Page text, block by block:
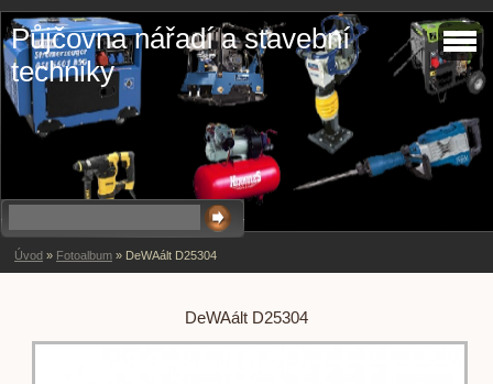
Půjčovna nářadí a stavební
techniky
Úvod » Fotoalbum » DeWAált D25304
DeWAált D25304